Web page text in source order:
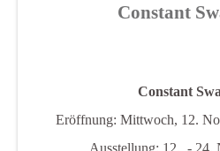
Constant
Constant
Eröffnung: Mittwoch, 12.
Ausstellung: 12. - 24.